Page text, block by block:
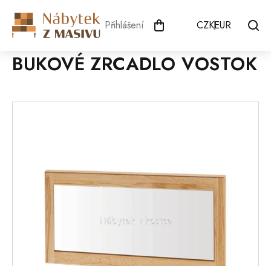
obsah
Přihlášení CZKEUR
BUKOVÉ ZRCADLO VOSTOK